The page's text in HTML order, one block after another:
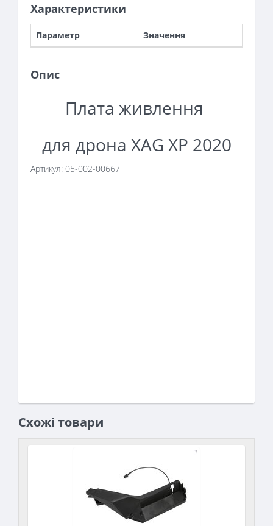
Характеристики
Параметр Значення
Опис
Плата живлення
для дрона XAG XP 2020
Артикул: 05-002-00667
Схожі товари